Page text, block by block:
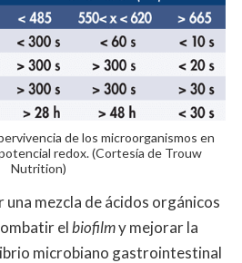
de los microorganismos en
redox. (Cortesía de Trouw
Nutrition)
una mezcla de ácidos orgánicos
elbiofilmy mejorar la
microbiano gastrointestinal